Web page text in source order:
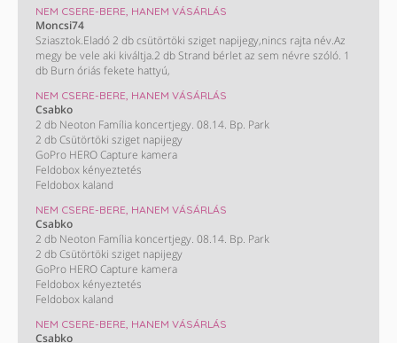
NEM CSERE-BERE, HANEM VÁSÁRLÁS
Moncsi74
Sziasztok.Eladó 2 db csütörtöki sziget napijegy,nincs rajta név.Az
megy be vele aki kiváltja.2 db Strand bérlet az sem névre szóló. 1
db Burn óriás fekete hattyú,
NEM CSERE-BERE, HANEM VÁSÁRLÁS
Csabko
2 db Neoton Família koncertjegy. 08.14. Bp. Park
2 db Csütörtöki sziget napijegy
GoPro HERO Capture kamera
Feldobox kényeztetés
Feldobox kaland
NEM CSERE-BERE, HANEM VÁSÁRLÁS
Csabko
2 db Neoton Família koncertjegy. 08.14. Bp. Park
2 db Csütörtöki sziget napijegy
GoPro HERO Capture kamera
Feldobox kényeztetés
Feldobox kaland
NEM CSERE-BERE, HANEM VÁSÁRLÁS
Csabko